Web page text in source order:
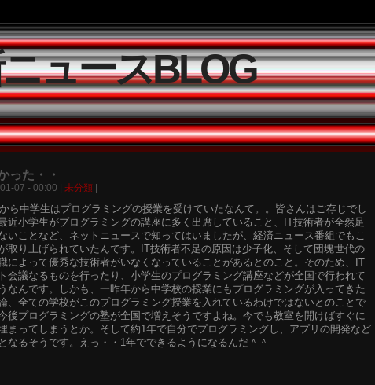
ュースBLOG
った・・
07 - 00:00 | 未分類
ら中学生はプログラミングの授業を受けていたなんて。。皆さんはご存じでし
近小学生がプログラミングの講座に多く出席していること、IT技術者が全然足
いことなど、ネットニュースで知ってはいましたが、経済ニュース番組でもこ
取り上げられていたんです。IT技術者不足の原因は少子化、そして団塊世代の
によって優秀な技術者がいなくなっていることがあるとのこと。そのため、IT
会議なるものを行ったり、小学生のプログラミング講座などが全国で行われて
なんです。しかも、一昨年から中学校の授業にもプログラミングが入ってきた
、全ての学校がこのプログラミング授業を入れているわけではないとのことで
後プログラミングの塾が全国で増えそうですよね。今でも教室を開けばすぐに
まってしまうとか。そして約1年で自分でプログラミングし、アプリの開発など
なるそうです。えっ・・1年でできるようになるんだ＾＾